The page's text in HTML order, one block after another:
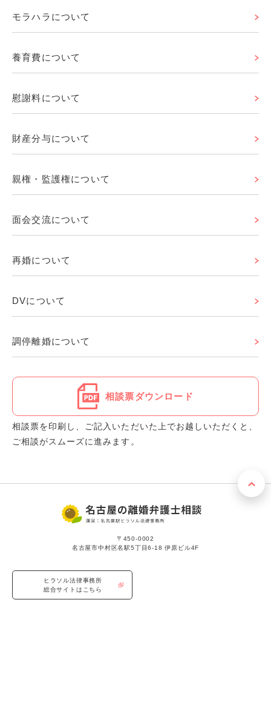
モラハラについて
養育費について
慰謝料について
財産分与について
親権・監護権について
面会交流について
再婚について
DVについて
調停離婚について
相談票ダウンロード
相談票を印刷し、ご記入いただいた上でお越しいただくと、
ご相談がスムーズに進みます。
〒450-0002
名古屋市中村区名駅5丁目6-18 伊原ビル4F
ヒラソル法律事務所
総合サイトはこちら